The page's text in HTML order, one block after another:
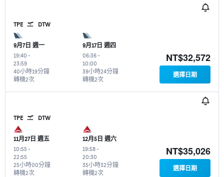
TPE DTW
9月7日 週一
19:40 -
23:59
轉機2次
40小時19分鐘
9月17日 週四
06:36-
10:00
轉機2次
39小時24分鐘
NT$32,572
選擇日期
TPE DTW
11月27日 週五
10:55 -
22:55
轉機2次
25小時00分鐘
12月5日 週六
19:58-
20:30
轉機2次
35小時32分鐘
NT$35,026
選擇日期